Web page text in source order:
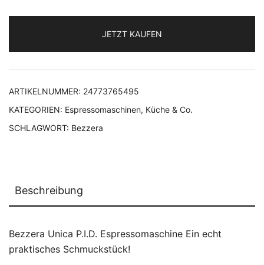
JETZT KAUFEN
ARTIKELNUMMER: 24773765495
KATEGORIEN: Espressomaschinen, Küche & Co.
SCHLAGWORT: Bezzera
Beschreibung
Bezzera Unica P.I.D. Espressomaschine Ein echt
praktisches Schmuckstück!